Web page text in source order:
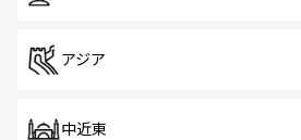
アジア
中近東